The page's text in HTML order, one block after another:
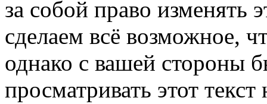
за собой право изменять
сделаем всё возможное,
однако с вашей стороны
просматривать этот